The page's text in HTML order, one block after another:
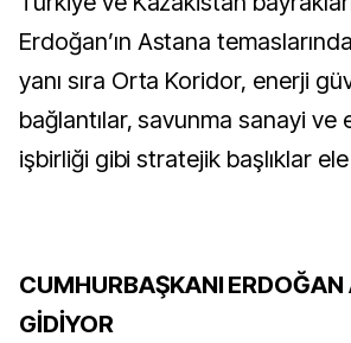
Erdoğan’ın Astana
yanı sıra Orta Koridor, enerji
bağlantılar, savunma sanayi ve
işbirliği gibi stratejik başlıklar ele
CUMHURBAŞKANI ERDOĞAN
GİDİYOR